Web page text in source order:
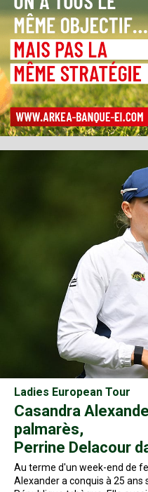
Ladies European Tour
Casandra
palmarès,
Perrine Delacour
Au terme d'un week-end de
Alexander a conquis à 25 ans